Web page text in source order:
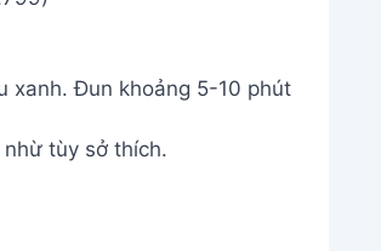
xanh. Đun khoảng 5-10 phút
tùy sở thích.